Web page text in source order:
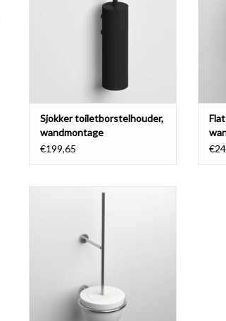
Sjokker toiletborstelhouder,
wandmontage
€199,65
Slim toiletborstelhouder,
TOEVOEGEN AAN WINKELWAGEN